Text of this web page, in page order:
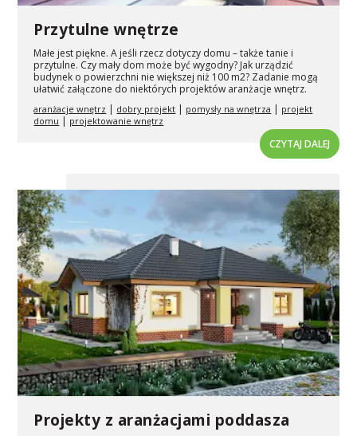
Przytulne wnętrze
Małe jest piękne. A jeśli rzecz dotyczy domu – także tanie i
przytulne. Czy mały dom może być wygodny? Jak urządzić
budynek o powierzchni nie większej niż 100 m2? Zadanie mogą
ułatwić załączone do niektórych projektów aranżacje wnętrz.
aranżacje wnętrz dobry projekt pomysły na wnętrza
projekt
domu
projektowanie wnętrz
CZYTAJ DALEJ
Projekty z aranżacjami poddasza